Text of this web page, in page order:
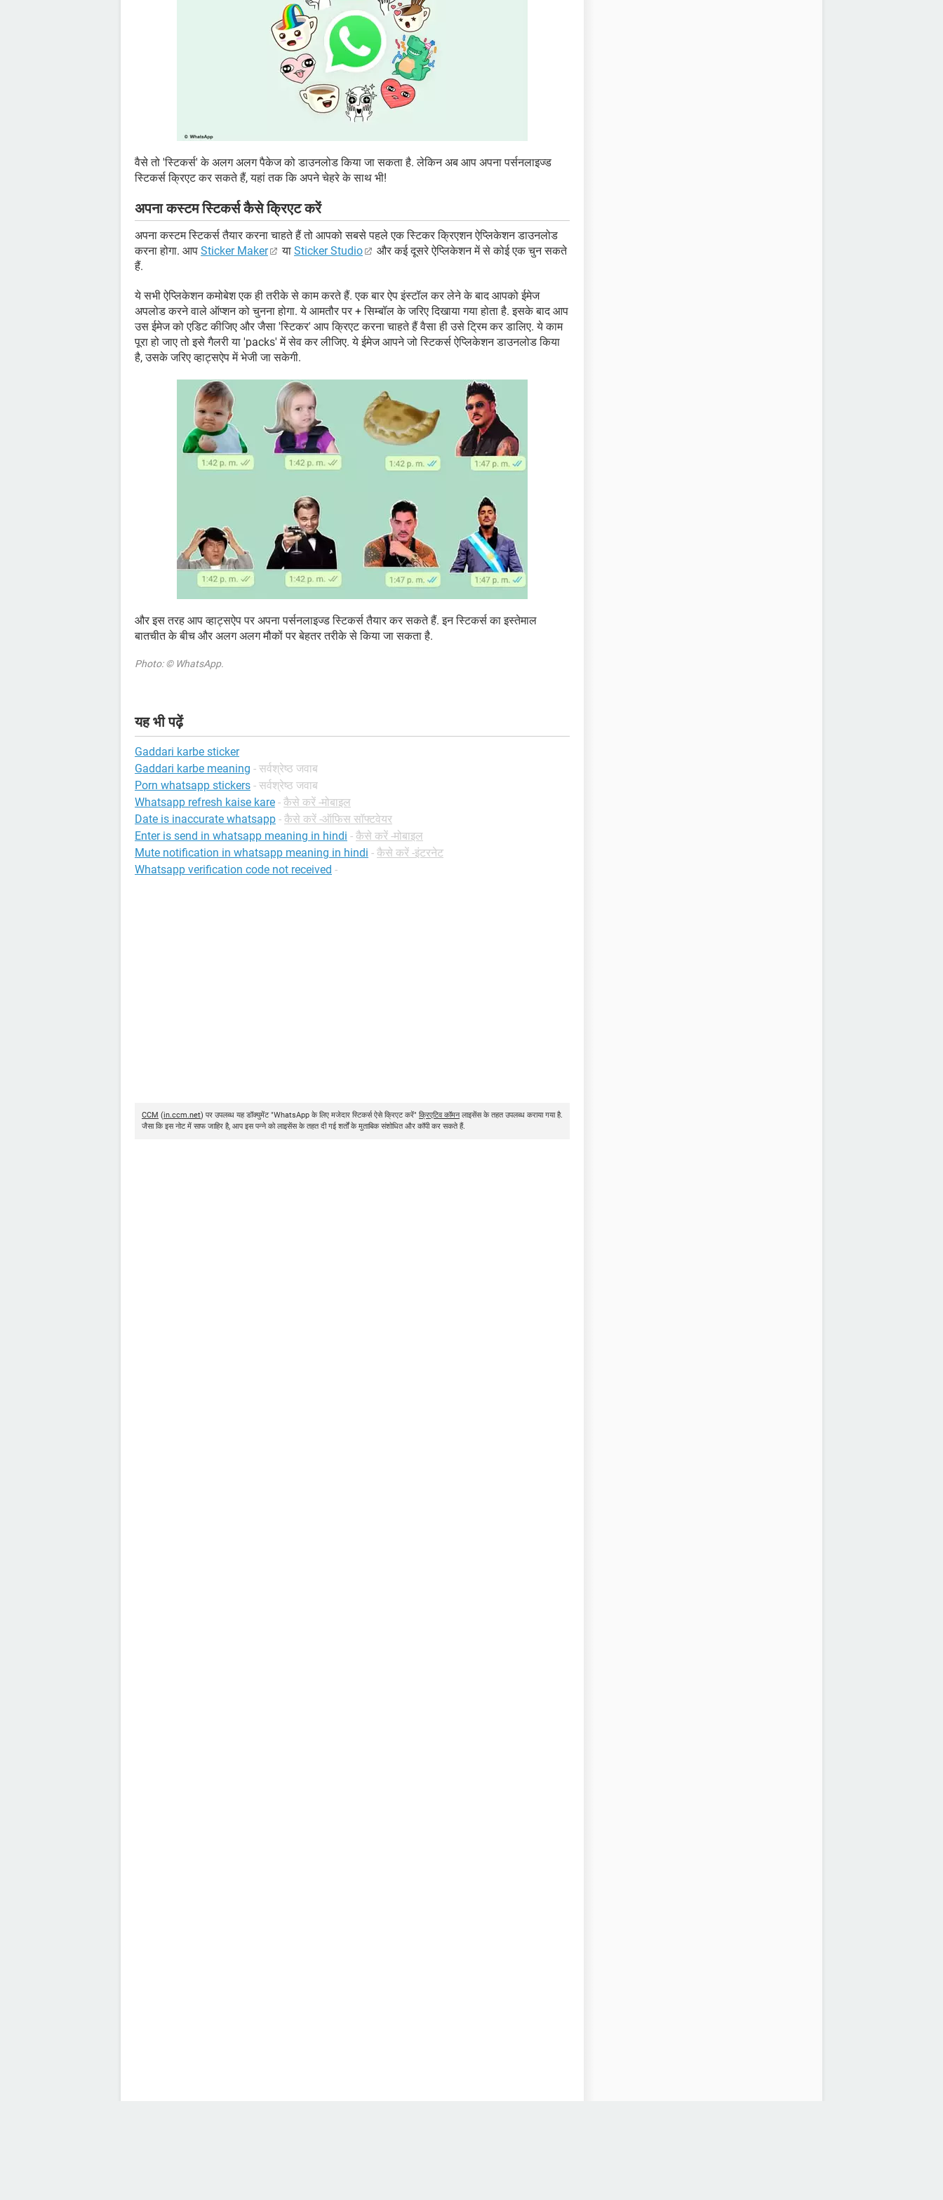
वैसे तो 'स्टिकर्स' के अलग अलग पैकेज को डाउनलोड किया जा सकता है. लेकिन अब आप अपना पर्सनलाइज्ड
स्टिकर्स क्रिएट कर सकते हैं, यहां तक कि अपने चेहरे के साथ भी!
अपना कस्टम स्टिकर्स कैसे क्रिएट करें
अपना कस्टम स्टिकर्स तैयार करना चाहते हैं तो आपको सबसे पहले एक स्टिकर क्रिएशन ऐप्लिकेशन डाउनलोड
करना होगा. आप Sticker Maker या Sticker Studio
और कई दूसरे ऐप्लिकेशन में से कोई एक चुन सकते
हैं.
ये सभी ऐप्लिकेशन कमोबेश एक ही तरीके से काम करते हैं. एक बार ऐप इंस्टॉल कर लेने के बाद आपको ईमेज
अपलोड करने वाले ऑप्शन को चुनना होगा. ये आमतौर पर + सिम्बॉल के जरिए दिखाया गया होता है. इसके बाद आप
उस ईमेज को एडिट कीजिए और जैसा 'स्टिकर' आप क्रिएट करना चाहते हैं वैसा ही उसे ट्रिम कर डालिए. ये काम
पूरा हो जाए तो इसे गैलरी या 'packs' में सेव कर लीजिए. ये ईमेज आपने जो स्टिकर्स ऐप्लिकेशन डाउनलोड किया
है, उसके जरिए व्हाट्सऐप में भेजी जा सकेगी.
और इस तरह आप व्हाट्सऐप पर अपना पर्सनलाइज्ड स्टिकर्स तैयार कर सकते हैं. इन स्टिकर्स का इस्तेमाल
बातचीत के बीच और अलग अलग मौकों पर बेहतर तरीके से किया जा सकता है.
Photo: © WhatsApp.
यह भी पढ़ें
Gaddari karbe sticker
Gaddari karbe meaning - सर्वश्रेष्ठ जवाब
Porn whatsapp stickers - सर्वश्रेष्ठ जवाब
Whatsapp refresh kaise kare - कैसे करें -मोबाइल
Date is inaccurate whatsapp - कैसे करें -ऑफिस सॉफ्टवेयर
Enter is send in whatsapp meaning in hindi - कैसे करें -मोबाइल
Mute notification in whatsapp meaning in hindi - कैसे करें -इंटरनेट
Whatsapp verification code not received -
CCM (in.ccm.net) पर उपलब्ध यह डॉक्युमेंट "WhatsApp के लिए मजेदार स्टिकर्स ऐसे क्रिएट करें" क्रिएटिव कॉमनलाइसेंस के तहत उपलब्ध कराया गया है.
जैसा कि इस नोट में साफ जाहिर है, आप इस पन्ने को लाइसेंस के तहत दी गई शर्तों के मुताबिक संशोधित और कॉपी कर सकते हैं.